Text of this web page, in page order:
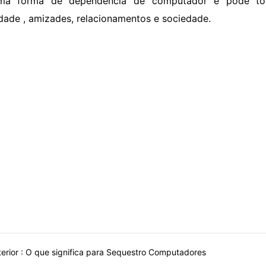
, amizades, relacionamentos e sociedade.
: O que significa para Sequestro Computadores